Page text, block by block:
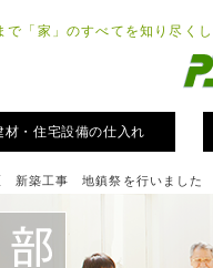
で「家」のすべてを知り尽く
材・住宅設備の仕入れ
新築工事 地鎮祭を行いました